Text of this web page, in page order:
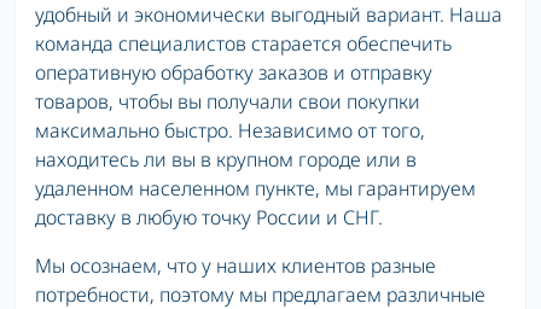
удобный и экономически выгодный вариант. Наша
команда специалистов старается обеспечить
оперативную обработку заказов и отправку
товаров, чтобы вы получали свои покупки
максимально быстро. Независимо от того,
находитесь ли вы в крупном городе или в
удаленном населенном пункте, мы гарантируем
доставку в любую точку России и СНГ.
Мы осознаем, что у наших клиентов разные
потребности, поэтому мы предлагаем различные